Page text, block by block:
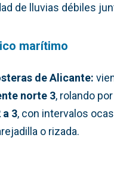
de lluvias débiles
marítimo
de Alicante:
norte 3, rolando
a 3, con intervalos
o rizada.